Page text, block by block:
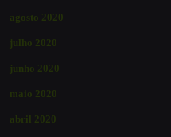
agosto 2020
julho 2020
junho 2020
maio 2020
abril 2020